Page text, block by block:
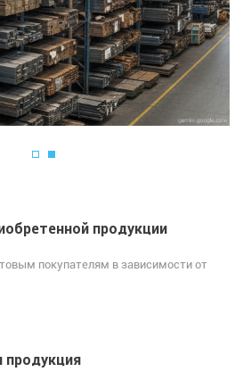
продукции
покупателям в зависимости от
продукция